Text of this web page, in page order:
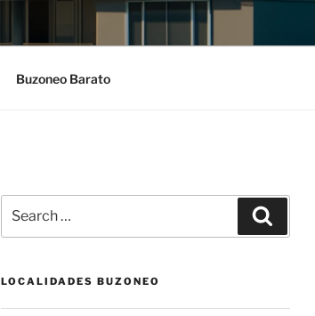
Buzoneo Barato
for:
LOCALIDADES BUZONEO